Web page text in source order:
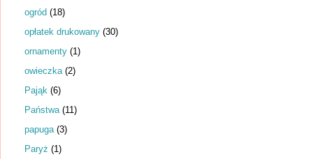
ogród (18)
opłatek drukowany (30)
ornamenty (1)
owieczka (2)
Pająk (6)
Państwa (11)
papuga (3)
Paryż (1)